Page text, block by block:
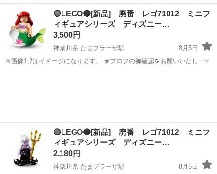
す。 【状態】 袋入り新品未組立品(廃番) ※袋入り新品になりますが、
中身確認の為、ポリバックの一部開封しています。ポリバックの状態
を気になさる方、神経質...
横浜市 たまプラーザ駅 おもちゃ LEGO
🔴LEGO🔴[新品] 廃番 レゴ71012 ミニフ
ィギュアシリーズ ディズニー…
3,500円
神奈川県 たまプラーザ駅
8月5日
※画像1,2はイメージになります。 ★プロフの御確認をお願いいたしま
🔴LEGO🔴[新品] 廃番 レゴ71012 ミニフ
ィギュアシリーズ ディズニー…
2,180円
神奈川県 たまプラーザ駅
8月5日